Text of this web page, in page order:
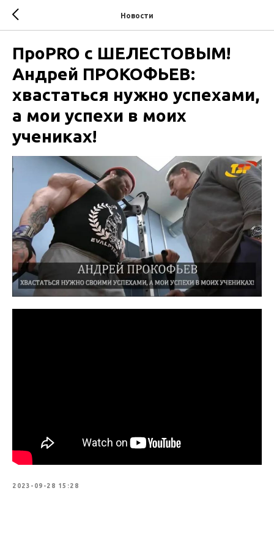
Новости
ПроPRO c ШЕЛЕСТОВЫМ!
Андрей ПРОКОФЬЕВ:
хвастаться нужно успехами,
а мои успехи в моих
учениках!
2023-09-28 15:28